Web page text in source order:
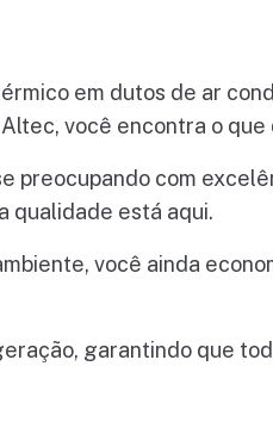
em dutos de ar
você encontra o
preocupando com
qualidade está aqui.
você ainda
garantindo que